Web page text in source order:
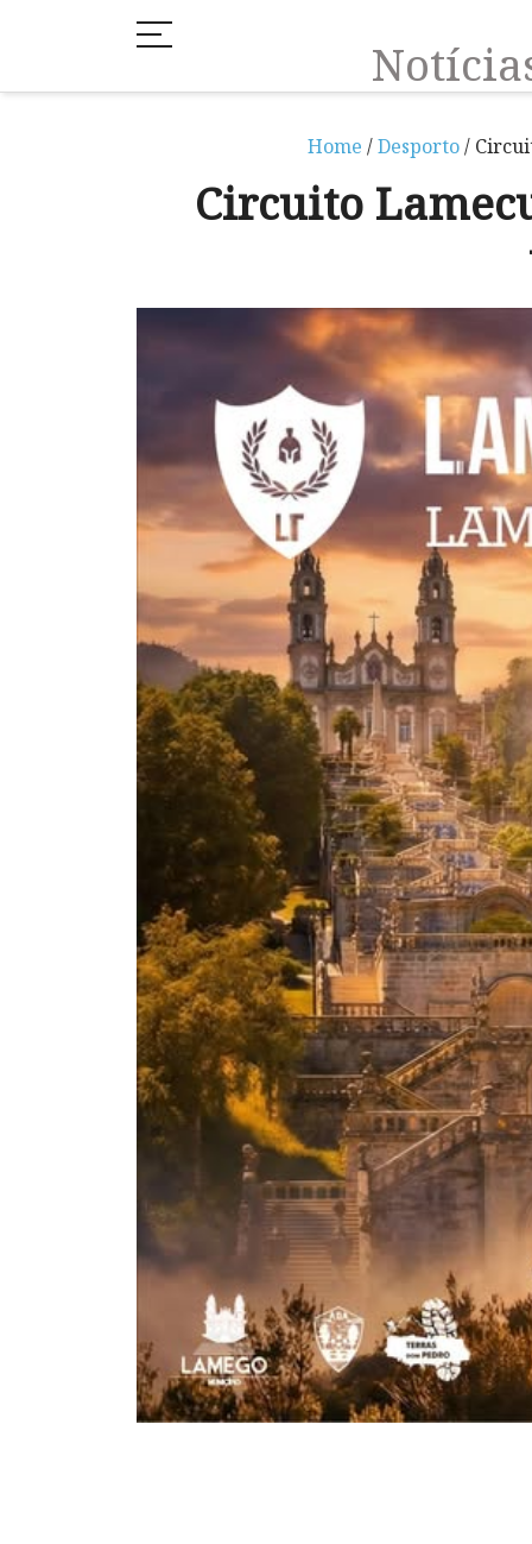
Home /Desporto/
Circuito